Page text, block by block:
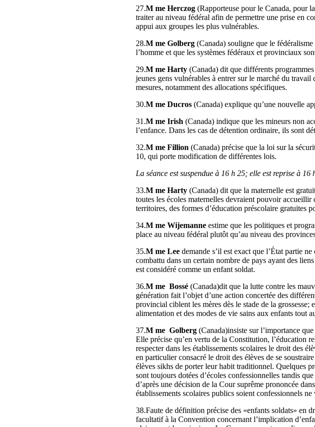
27.M me Herczog (Rapporteuse pour le Canada, pour
traiter au niveau fédéral afin de permettre une prise en
appui aux groupes les plus vulnérables.
28.M me Golberg (Canada) souligne que le
l’homme et que les systèmes fédéraux et provinciaux
29.M me Harty (Canada) dit que différents
jeunes gens vulnérables à entrer sur le marché du
mesures, notamment des allocations spécifiques.
30.M me Ducros (Canada) explique qu’une nouvelle
31.M me Irish (Canada) indique que les mineurs non
l’enfance. Dans les cas de détention ordinaire, ils sont
32.M me Fillion (Canada) précise que la loi sur la
10, qui porte modification de différentes lois.
La séance est suspendue à 16 h 25; elle est reprise à 16
33.M me Harty (Canada) dit que la maternelle est
toutes les écoles maternelles devraient pouvoir
territoires, des formes d’éducation préscolaire gratuites
34.M me Wijemanne estime que les politiques et
place au niveau fédéral plutôt qu’au niveau des
35.M me Lee demande s’il est exact que l’État partie
combattu dans un certain nombre de pays ayant des
est considéré comme un enfant soldat.
36.M me Bossé (Canada)dit que la lutte contre les
génération fait l’objet d’une action concertée des
provincial ciblent les mères dès le stade de la
alimentation et des modes de vie sains aux enfants tout
37.M me Golberg (Canada)insiste sur l’importance
Elle précise qu’en vertu de la Constitution, l’éducation
respecter dans les établissements scolaires le droit des
en particulier consacré le droit des élèves de se
élèves sikhs de porter leur habit traditionnel. Quelques
sont toujours dotées d’écoles confessionnelles tandis
d’après une décision de la Cour suprême prononcée
établissements scolaires publics soient confessionnels
38.Faute de définition précise des «enfants soldats» en
facultatif à la Convention concernant l’implication